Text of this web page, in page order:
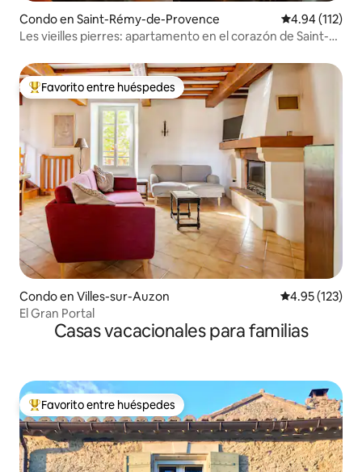
Condo en Saint-Rémy-de-Provence Calificación
4.94 (112)
Les vieilles pierres: apartamento en el corazón de Saint-
Favorito entre huéspedes preferido
Favorito entre huéspedes
Condo en Villes-sur-Auzon Calificación
4.95 (123)
El Gran Portal
Casas vacacionales para familias
Favorito entre huéspedes preferido
Favorito entre huéspedes